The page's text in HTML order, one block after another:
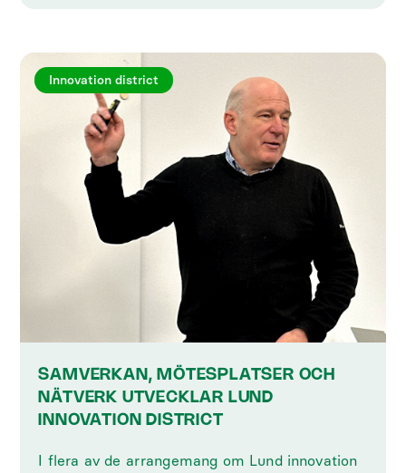
Innovation district
SAMVERKAN, MÖTESPLATSER OCH
NÄTVERK UTVECKLAR LUND
INNOVATION DISTRICT
I flera av de arrangemang om Lund innovation